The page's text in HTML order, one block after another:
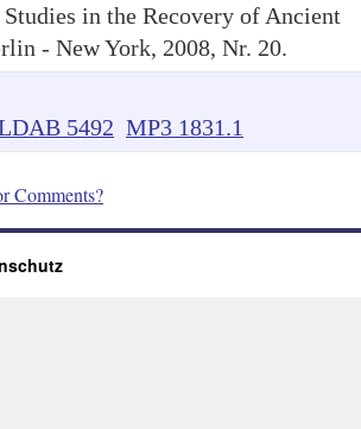
Studies in the Recovery of Ancient
- New York, 2008, Nr. 20.
5492 MP3 1831.1
Comments?